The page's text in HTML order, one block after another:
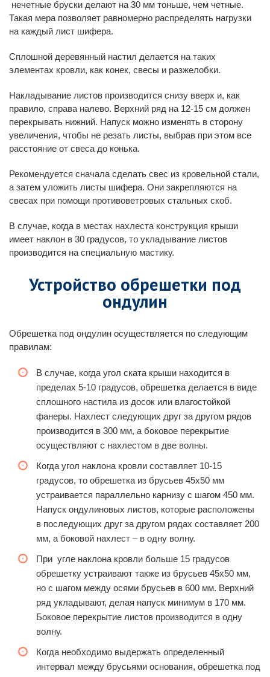
нечетные бруски делают на 30 мм тоньше, чем четные.
Такая мера позволяет равномерно распределять нагрузки
на каждый лист шифера.
Сплошной деревянный настил делается на таких
элементах кровли, как конек, свесы и разжелобки.
Накладывание листов производится снизу вверх и, как
правило, справа налево. Верхний ряд на 12-15 см должен
перекрывать нижний. Напуск можно изменять в сторону
увеличения, чтобы не резать листы, выбрав при этом все
расстояние от свеса до конька.
Рекомендуется сначала сделать свес из кровельной стали,
а затем уложить листы шифера. Они закрепляются на
свесах при помощи противоветровых стальных скоб.
В случае, когда в местах нахлеста конструкция крыши
имеет наклон в 30 градусов, то укладывание листов
производится на специальную мастику.
Устройство обрешетки под
ондулин
Обрешетка под ондулин осуществляется по следующим
правилам:
В случае, когда угол ската крыши находится в
пределах 5-10 градусов, обрешетка делается в виде
сплошного настила из досок или влагостойкой
фанеры. Нахлест следующих друг за другом рядов
производится в 300 мм, а боковое перекрытие
осуществляют с нахлестом в две волны.
Когда угол наклона кровли составляет 10-15
градусов, то обрешетка из брусьев 45х50 мм
устраивается параллельно карнизу с шагом 450 мм.
Напуск ондулиновых листов, которые расположены
в последующих друг за другом рядах составляет 200
мм, а боковой нахлест – в одну волну.
При угле наклона кровли больше 15 градусов
обрешетку устраивают также из брусьев 45х50 мм,
но с шагом между осями брусьев в 600 мм. Верхний
ряд укладывают, делая напуск минимум в 170 мм.
Боковое перекрытие листов производится в одну
волну.
Когда необходимо выдержать определенный
интервал между брусьями основания, обрешетка под